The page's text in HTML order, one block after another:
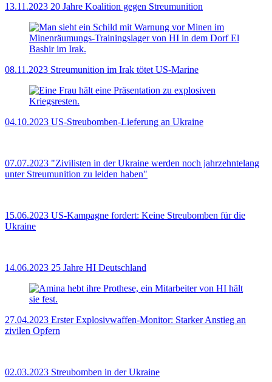
13.11.2023 20 Jahre Koalition gegen Streumunition
08.11.2023 Streumunition im Irak tötet US-Marine
04.10.2023 US-Streubomben-Lieferung an Ukraine
07.07.2023 "Zivilisten in der Ukraine werden noch jahrzehntelang
unter Streumunition zu leiden haben"
15.06.2023 US-Kampagne fordert: Keine Streubomben für die
Ukraine
14.06.2023 25 Jahre HI Deutschland
27.04.2023 Erster Explosivwaffen-Monitor: Starker Anstieg an
zivilen Opfern
02.03.2023 Streubomben in der Ukraine